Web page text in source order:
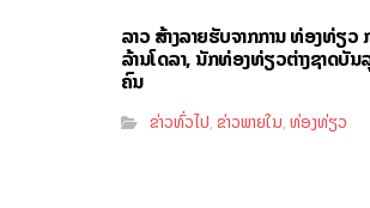
ລາວ ສ້າງລາຍຮັບຈາກການ ທ່ອງທ່ຽວ
ລ້ານໂດລາ, ນັກທ່ອງທ່ຽວຕ່າງຊາດບັນ
ຄົນ
ຂ່າວທົ່ວໄປ, ຂ່າວພາຍໃນ, ທ່ອງທ່ຽວ